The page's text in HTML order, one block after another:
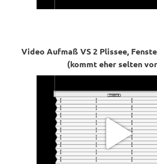
Video Aufmaß VS 2 Plissee,
(kommt eher selten